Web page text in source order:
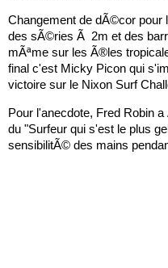
Changement de dÃ©cor
des sÃ©ries Ã 2m et des
mÃªme sur les Ã®les
final c'est Micky Picon qui
victoire sur le Nixon Surf
Pour l'anecdote, Fred Robin
du "Surfeur qui s'est le plus
sensibilitÃ© des mains